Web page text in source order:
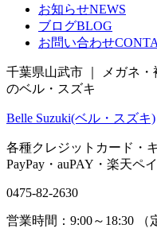
お知らせNEWS
ブログBLOG
お問い合わせ
千葉県山武市 ｜ メガネ
のベル・スズキ
Belle Suzuki(ベル・スズキ)
各種クレジットカード・
PayPay ・ auPAY ・ 楽天ペイ
0475-82-2630
営業時間： 9:00～18:30 （